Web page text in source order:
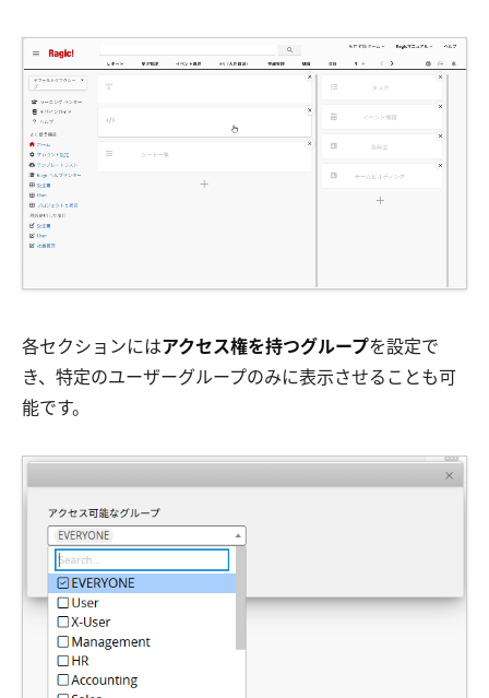
各セクションにはアクセス権を持つグループを設定で
き、特定のユーザーグループのみに表示させることも可
能です。